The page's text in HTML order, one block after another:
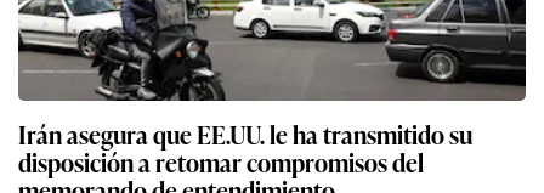
Irán asegura que EE.UU. le ha transmitido su
disposición a retomar compromisos del